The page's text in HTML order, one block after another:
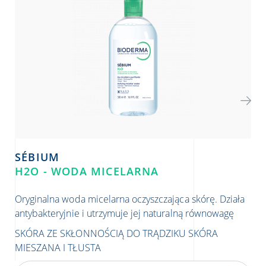
SÉBIUM
H2O - WODA MICELARNA
Oryginalna woda micelarna oczyszczająca skórę. Działa
antybakteryjnie i utrzymuje jej naturalną równowagę
SKÓRA ZE SKŁONNOŚCIĄ DO TRĄDZIKU SKÓRA
MIESZANA I TŁUSTA